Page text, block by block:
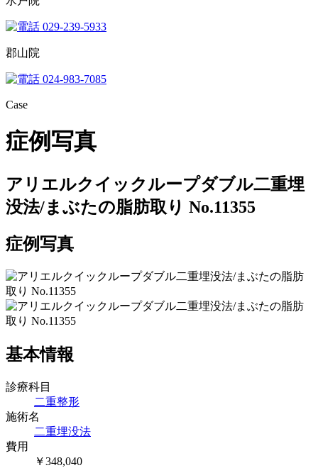
029-239-5933
郡山院
024-983-7085
Case
症例写真
アリエルクイックループダブル二重埋
没法/まぶたの脂肪取り No.11355
症例写真
基本情報
診療科目
二重整形
施術名
二重埋没法
費用
￥348,040